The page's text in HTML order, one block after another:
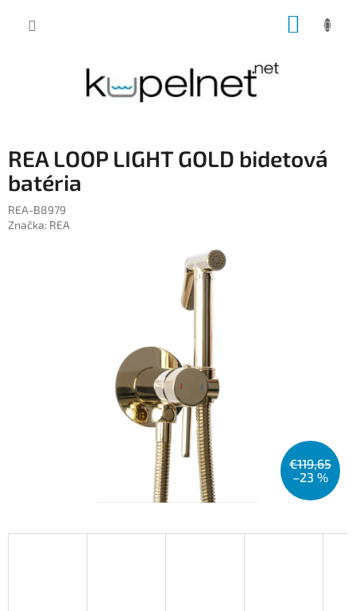
REA LOOP LIGHT GOLD bidetová
batéria
REA-B8979
Značka: REA
€119,65
–23 %